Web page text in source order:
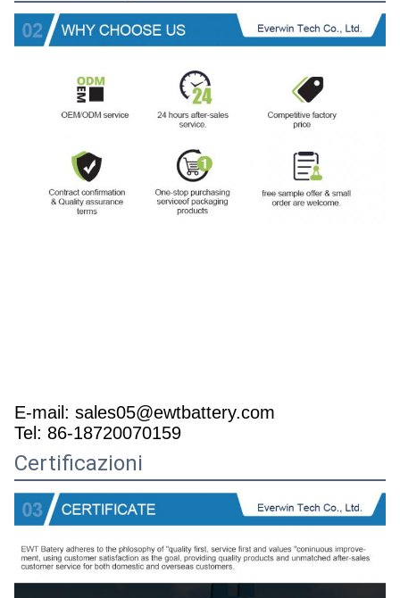
E-mail: sales05@ewtbattery.com
Tel: 86-18720070159
Certificazioni